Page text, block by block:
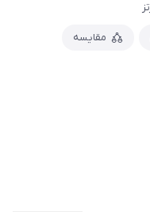
مقایسه